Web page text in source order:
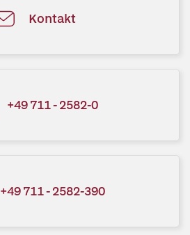
Kontakt
+49 711 - 2582-0
+49 711 - 2582-390